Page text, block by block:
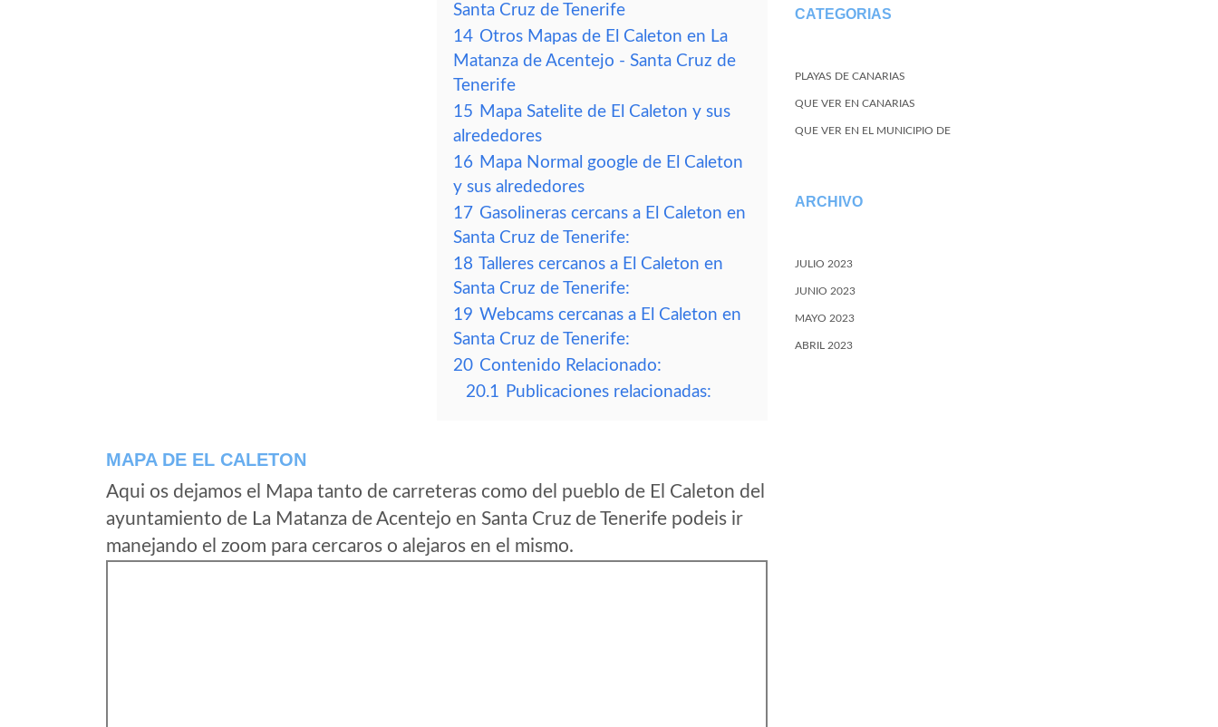
Santa Cruz de Tenerife
14 Otros Mapas de El Caleton en La
Matanza de Acentejo - Santa Cruz de
Tenerife
15 Mapa Satelite de El Caleton y sus
alrededores
16 Mapa Normal google de El Caleton
y sus alrededores
17 Gasolineras cercans a El Caleton en
Santa Cruz de Tenerife:
18 Talleres cercanos a El Caleton en
Santa Cruz de Tenerife:
19 Webcams cercanas a El Caleton en
Santa Cruz de Tenerife:
20 Contenido Relacionado:
20.1 Publicaciones relacionadas:
MAPA DE EL CALETON
Aqui os dejamos el Mapa tanto de carreteras como del pueblo de El Caleton del
ayuntamiento de La Matanza de Acentejo en Santa Cruz de Tenerife podeis ir
manejando el zoom para cercaros o alejaros en el mismo.
CATEGORIAS
PLAYAS DE CANARIAS
QUE VER EN CANARIAS
QUE VER EN EL MUNICIPIO DE
ARCHIVO
JULIO 2023
JUNIO 2023
MAYO 2023
ABRIL 2023